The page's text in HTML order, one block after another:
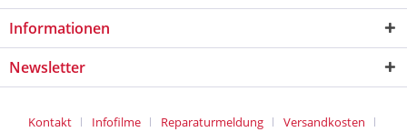
Informationen
Newsletter
Kontakt Infofilme Reparaturmeldung
Versandkosten